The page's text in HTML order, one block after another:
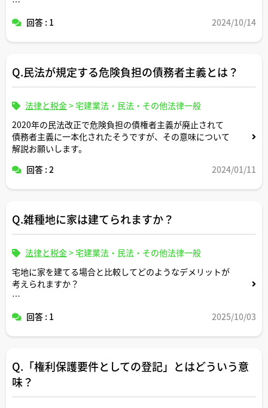
金を貰えるとか聞きかじりましたが具体的にどのようなケ
回答 : 1 2024/10/14
Q.民法が規定する危険負担の債務者主義とは？
法律と税金>宅建業法・民法・その他法律一般
2020年の民法改正で危険負担の債権者主義が廃止されて
債務者主義に一本化されたそうですが、その意味について
解説お願いします。
回答 : 2
2024/01/11
Q.雑種地に家は建てられますか？
法律と税金>宅建業法・民法・その他法律一般
宅地に家を建てる場合と比較してどのようなデメリットが
考えられますか？
回答 : 1 2025/10/03
Q.「権利保護要件としての登記」とはどういう意
味？